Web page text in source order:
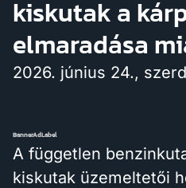
kiskutak a
elmaradása
2026. június 24.,
BannerAdLabel
A független
kiskutak üzemeltetői